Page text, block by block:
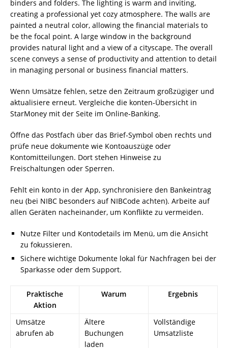
Wenn Umsätze fehlen, setze den Zeitraum großzügiger und
aktualisiere erneut. Vergleiche die konten‑Übersicht in
StarMoney mit der Seite im Online‑Banking.
Öffne das Postfach über das Brief‑Symbol oben rechts und
prüfe neue dokumente wie Kontoauszüge oder
Kontomitteilungen. Dort stehen Hinweise zu
Freischaltungen oder Sperren.
Fehlt ein konto in der App, synchronisiere den Bankeintrag
neu (bei NIBC besonders auf NIBCode achten). Arbeite auf
allen Geräten nacheinander, um Konflikte zu vermeiden.
Nutze Filter und Kontodetails im Menü, um die Ansicht
zu fokussieren.
Sichere wichtige Dokumente lokal für Nachfragen bei der
Sparkasse oder dem Support.
Praktische
Aktion
Warum Ergebnis
Umsätze
abrufen ab
Ältere
Buchungen
laden
Vollständige
Umsatzliste